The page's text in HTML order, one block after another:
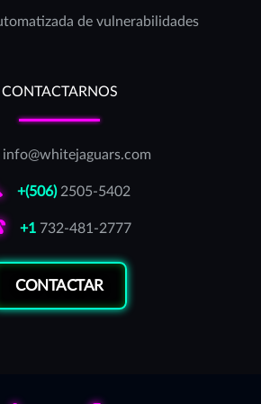
de vulnerabilidades
CONTACTARNOS
info@whitejaguars.com
+(506)2505-5402
+1 732-481-2777
CONTACTAR